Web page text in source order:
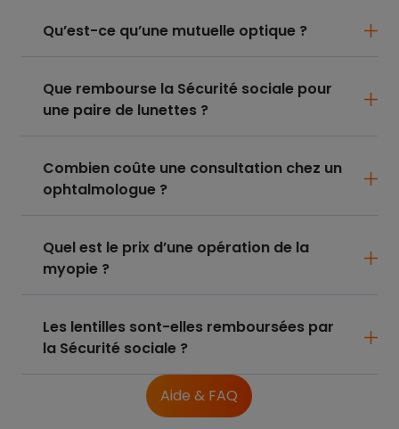
Qu’est-ce qu’une mutuelle optique ?
Que rembourse la Sécurité sociale pour
une paire de lunettes ?
Combien coûte une consultation chez un
ophtalmologue ?
Quel est le prix d’une opération de la
myopie ?
Les lentilles sont-elles remboursées par
la Sécurité sociale ?
Aide & FAQ